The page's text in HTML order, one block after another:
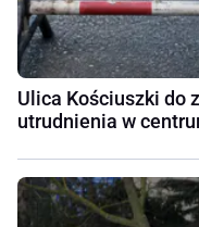
Ulica Kościuszki do
utrudnienia w